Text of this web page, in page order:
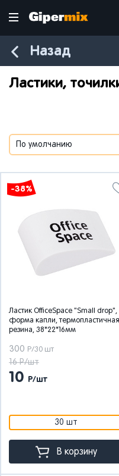
Назад
Ластики,
-38%
Ластик OfficeSpace "Small drop",
форма капли, термопластичная
резина, 38*22*16мм
300 Р/30 шт
16 Р/шт
10 Р/шт
30 шт
В корзину